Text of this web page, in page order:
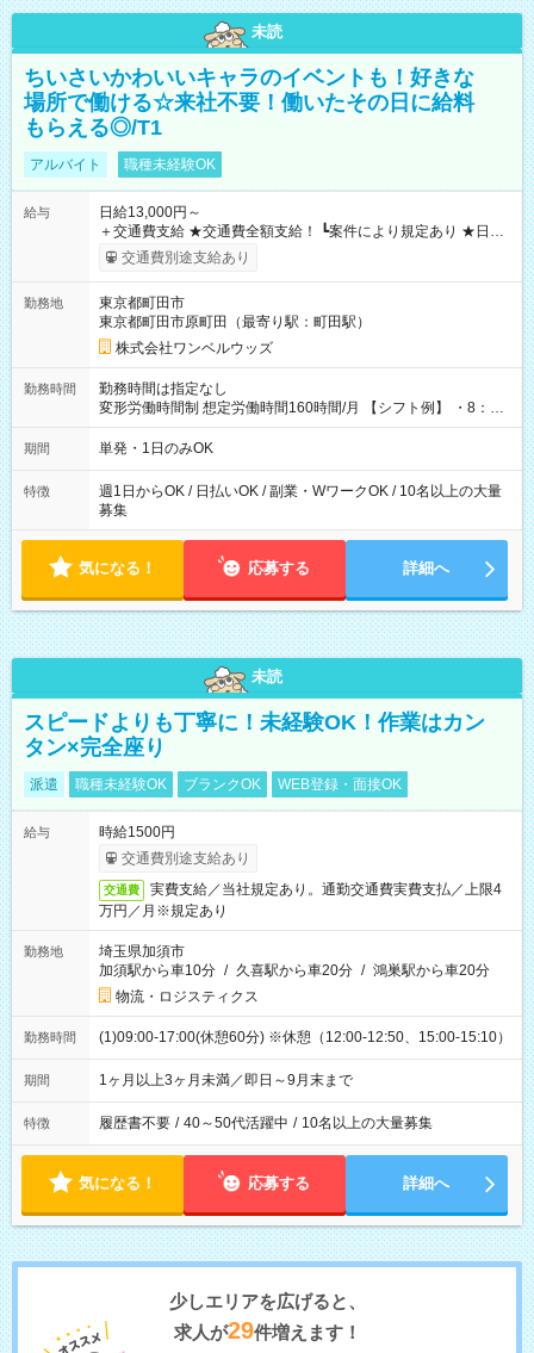
未読
ちいさいかわいいキャラのイベントも！好きな
場所で働ける☆来社不要！働いたその日に給料
もらえる◎/T1
アルバイト 職種未経験OK
給与
日給13,000円～
＋交通費支給 ★交通費全額支給！ ┗案件により規定あり ★日払
いOK！（規定あり） ┗働いたその日に現金GET♪ お仕事後はコ
ンビニATMから 日払い分を引き落とせます！ 【試用期間】試
交通費別途支給あり
勤務地
東京都町田市
東京都町田市原町田（最寄り駅：町田駅）
株式会社ワンベルウッズ
勤務時間
勤務時間は指定なし
変形労働時間制 想定労働時間160時間/月 【シフト例】 ・8：00
～21：00
期間 単発・1日のみOK
特徴
週1日からOK / 日払いOK / 副業・WワークOK / 10名以上の大量
募集
気になる！ 応募する 詳細へ
未読
スピードよりも丁寧に！未経験OK！作業はカン
タン×完全座り
派遣 職種未経験OK ブランクOK WEB登録・面接OK
給与
時給1500円
交通費別途支給あり
交通費
実費支給／当社規定あり。通勤交通費実費支払／上限4
万円／月※規定あり
勤務地
埼玉県加須市
加須駅から車10分 / 久喜駅から車20分 / 鴻巣駅から車20分
物流・ロジスティクス
勤務時間 (1)09:00-17:00(休憩60分) ※休憩（12:00-12:50、15:00-15:10）
期間 1ヶ月以上3ヶ月未満／即日～9月末まで
特徴 履歴書不要 / 40～50代活躍中 / 10名以上の大量募集
気になる！ 応募する 詳細へ
少しエリアを広げると、
求人が29件増えます！